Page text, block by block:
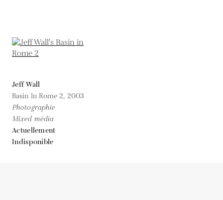
Jeff Wall
Basin In Rome 2, 2003
Photographie
Mixed média
Actuellement
Indisponible